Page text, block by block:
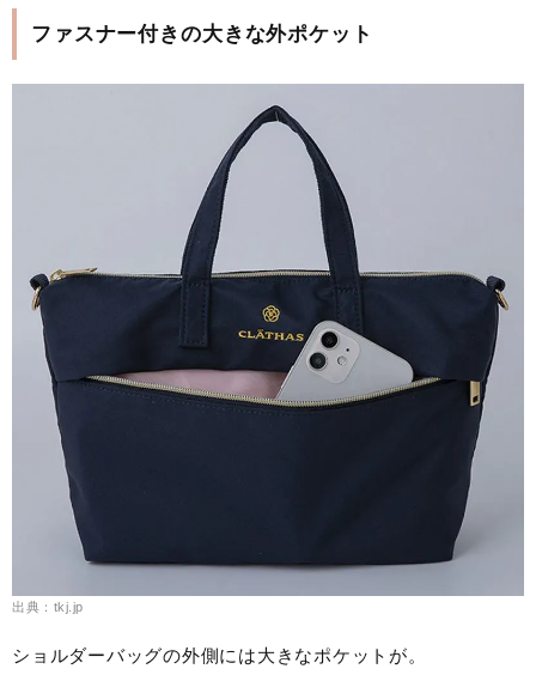
ファスナー付きの大きな外ポケット
出典：tkj.jp
ショルダーバッグの外側には大きなポケットが。